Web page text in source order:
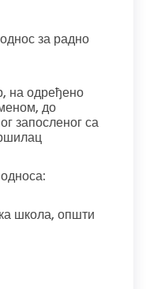
за радно
на одређено
до
запосленог са
школа, општи